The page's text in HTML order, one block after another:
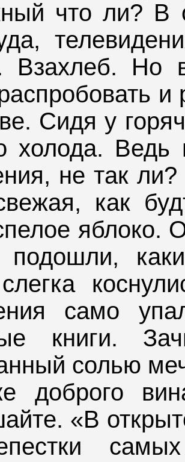
что ли?
Взахлеб. Но
и
Сидя у
холода.
не так
как
яблоко.
само
книги.
солью
доброго
«В